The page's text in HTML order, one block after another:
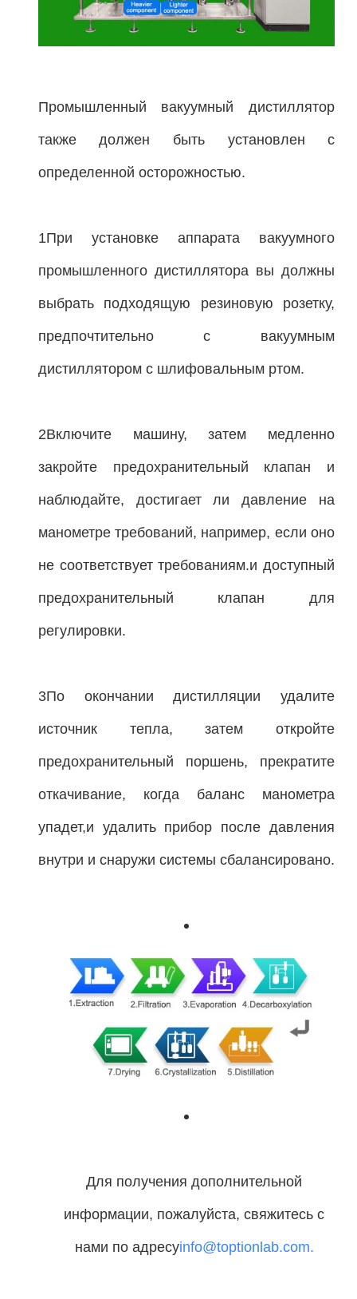
Промышленный вакуумный дистиллятор
также должен быть установлен с
определенной осторожностью.
1При установке аппарата вакуумного
промышленного дистиллятора вы должны
выбрать подходящую резиновую розетку,
предпочтительно с вакуумным
дистиллятором с шлифовальным ртом.
2Включите машину, затем медленно
закройте предохранительный клапан и
наблюдайте, достигает ли давление на
манометре требований, например, если оно
не соответствует требованиям.и доступный
предохранительный клапан для
регулировки.
3По окончании дистилляции удалите
источник тепла, затем откройте
предохранительный поршень, прекратите
откачивание, когда баланс манометра
упадет,и удалить прибор после давления
внутри и снаружи системы сбалансировано.
Для получения дополнительной
информации, пожалуйста, свяжитесь с
нами по адресуinfo@toptionlab.com.